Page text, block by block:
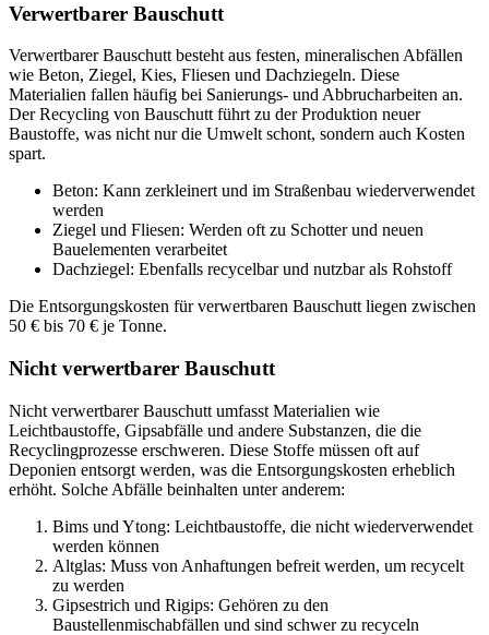
Verwertbarer Bauschutt
Verwertbarer Bauschutt besteht aus festen, mineralischen Abfällen
wie Beton, Ziegel, Kies, Fliesen und Dachziegeln. Diese
Materialien fallen häufig bei Sanierungs- und Abbrucharbeiten an.
Der Recycling von Bauschutt führt zu der Produktion neuer
Baustoffe, was nicht nur die Umwelt schont, sondern auch Kosten
spart.
Beton: Kann zerkleinert und im Straßenbau wiederverwendet
werden
Ziegel und Fliesen: Werden oft zu Schotter und neuen
Bauelementen verarbeitet
Dachziegel: Ebenfalls recycelbar und nutzbar als Rohstoff
Die Entsorgungskosten für verwertbaren Bauschutt liegen zwischen
50 € bis 70 € je Tonne.
Nicht verwertbarer Bauschutt
Nicht verwertbarer Bauschutt umfasst Materialien wie
Leichtbaustoffe, Gipsabfälle und andere Substanzen, die die
Recyclingprozesse erschweren. Diese Stoffe müssen oft auf
Deponien entsorgt werden, was die Entsorgungskosten erheblich
erhöht. Solche Abfälle beinhalten unter anderem:
Bims und Ytong: Leichtbaustoffe, die nicht wiederverwendet
werden können
Altglas: Muss von Anhaftungen befreit werden, um recycelt
zu werden
Gipsestrich und Rigips: Gehören zu den
Baustellenmischabfällen und sind schwer zu recyceln